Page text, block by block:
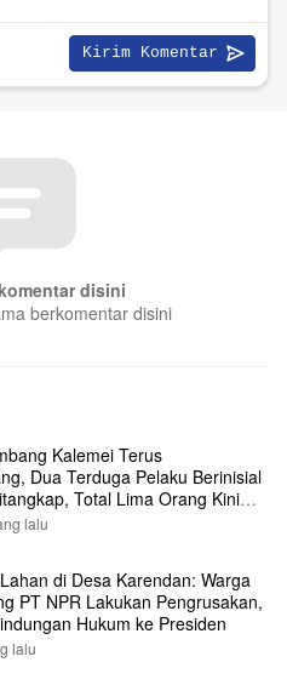
disini
berkomentar disini
Kalemei Terus
Dua Terduga Pelaku Berinisial
Total Lima Orang Kini
Polisi
lalu
di Desa Karendan: Warga
PT NPR Lakukan Pengrusakan,
Hukum ke Presiden
lalu